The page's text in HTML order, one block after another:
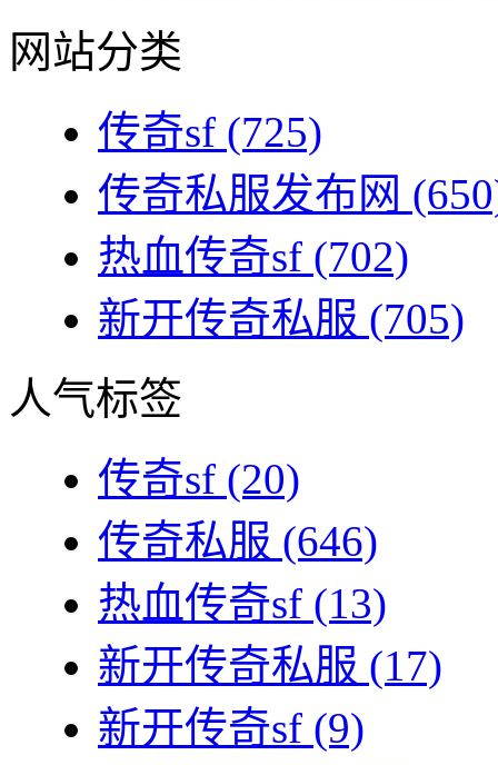
网站分类
传奇sf (725)
传奇私服发布网
热血传奇sf (702)
新开传奇私服 (705)
人气标签
传奇sf (20)
传奇私服 (646)
热血传奇sf (13)
新开传奇私服 (17)
新开传奇sf (9)